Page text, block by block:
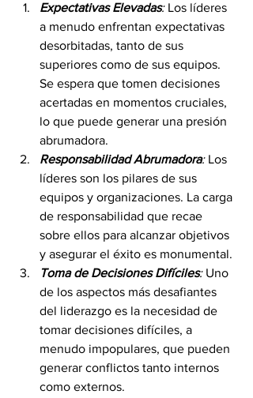
Expectativas Elevadas: Los líderes
a menudo enfrentan expectativas
desorbitadas, tanto de sus
superiores como de sus equipos.
Se espera que tomen decisiones
acertadas en momentos cruciales,
lo que puede generar una presión
abrumadora.
Responsabilidad Abrumadora: Los
líderes son los pilares de sus
equipos y organizaciones. La carga
de responsabilidad que recae
sobre ellos para alcanzar objetivos
y asegurar el éxito es monumental.
Toma de Decisiones Difíciles: Uno
de los aspectos más desafiantes
del liderazgo es la necesidad de
tomar decisiones difíciles, a
menudo impopulares, que pueden
generar conflictos tanto internos
como externos.